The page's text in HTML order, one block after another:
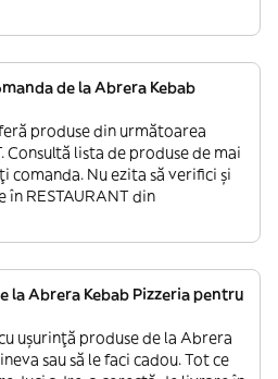
de la Abrera Kebab
produse din următoarea
Consultă lista de produse de mai
comanda. Nu ezita să verifici și
RESTAURANT din
la Abrera Kebab Pizzeria pentru
ușurință produse de la Abrera
sau să le faci cadou. Tot ce